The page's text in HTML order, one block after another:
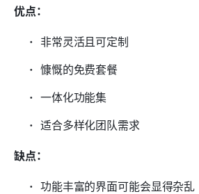
优点：
非常灵活且可定制
慷慨的免费套餐
一体化功能集
适合多样化团队需求
缺点：
功能丰富的界面可能会显得杂乱